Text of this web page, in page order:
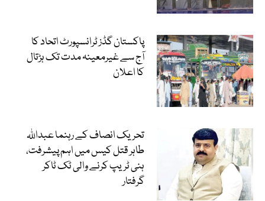
پاکستان گڈز ٹرانسپورٹ اتحاد کا
آج سے غیرمعینہ مدت تک ہڑتال
کا اعلان
تحریک انصاف کے رہنما عبداللہ
طاہر قتل کیس میں اہم پیشرفت،
ہنی ٹریپ کرنے والی ٹک ٹاکر
گرفتار